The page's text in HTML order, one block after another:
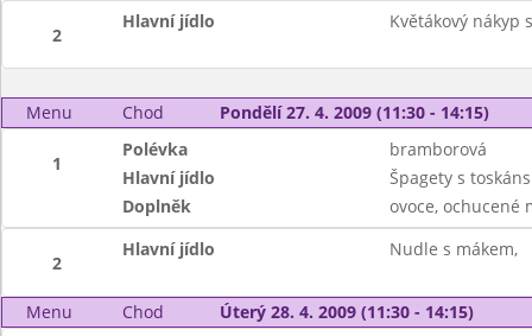
2
Hlavní jídlo Květákový nákyp
Menu Chod Pondělí 27. 4. 2009 (11:30 - 14:15)
1
Polévka
bramborová
Hlavní jídlo
Špagety s
Doplněk
ovoce, ochucené
2
Hlavní jídlo Nudle s mákem,
Menu Chod Úterý 28. 4. 2009 (11:30 - 14:15)